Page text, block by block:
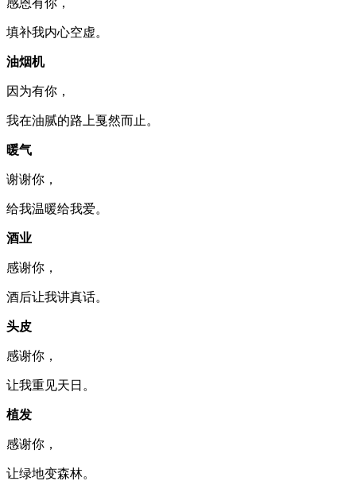
填补我内心空虚。
油烟机
因为有你，
我在油腻的路上戛然而止。
暖气
谢谢你，
给我温暖给我爱。
酒业
感谢你，
酒后让我讲真话。
头皮
感谢你，
让我重见天日。
植发
感谢你，
让绿地变森林。